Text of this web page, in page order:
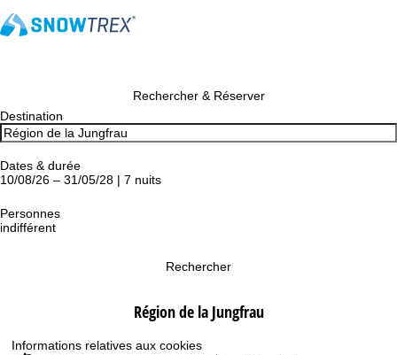
Informations relatives aux cookies
Rechercher & Réserver
Destination
Dates & durée
10/08/26 – 31/05/28 | 7 nuits
Personnes
indifférent
Rechercher
Région de la Jungfrau